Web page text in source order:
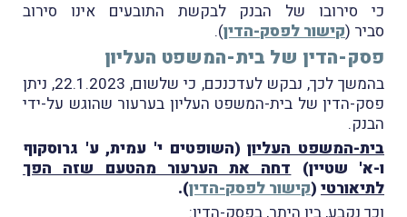
כי סירובו של הבנק לבקשת התובעים אינו סירוב
סביר (קישור לפסק-הדין).
פסק-הדין של בית-המשפט העליון
בהמשך לכך, נבקש לעדכנכם, כי שלשום, 22.1.2023, ניתן
פסק-הדין של בית-המשפט העליון בערעור שהוגש על-ידי
הבנק.
בית-המשפט העליון(השופטים י' עמית, ע' גרוסקוף
ו-א' שטיין) דחה את הערעור מהטעם שזה הפך
לתיאורטי (קישור לפסק-הדין).
וכך נקבע, בין היתר, בפסק-הדין: